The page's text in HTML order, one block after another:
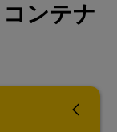
ンテナ